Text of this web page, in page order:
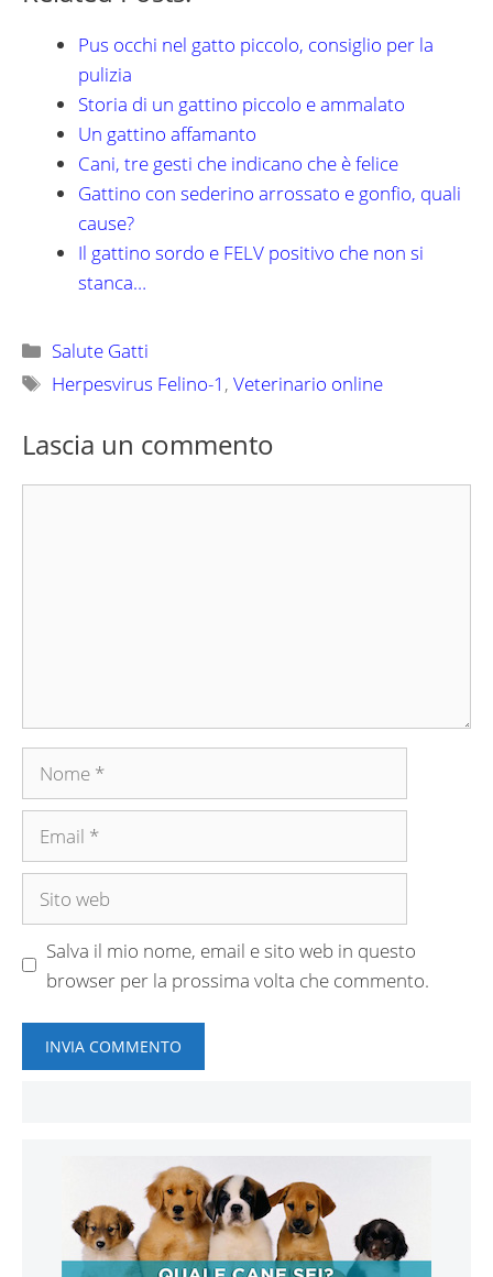
Pus occhi nel gatto piccolo, consiglio per la
pulizia
Storia di un gattino piccolo e ammalato
Un gattino affamanto
Cani, tre gesti che indicano che è felice
Gattino con sederino arrossato e gonfio, quali
cause?
Il gattino sordo e FELV positivo che non si
stanca…
Categorie
Salute Gatti
Tag
Herpesvirus Felino-1 ,Veterinario online
Lascia un commento
Nome
Email
Sito
Salva il mio nome, email e sito web in questo
browser per la prossima volta che commento.